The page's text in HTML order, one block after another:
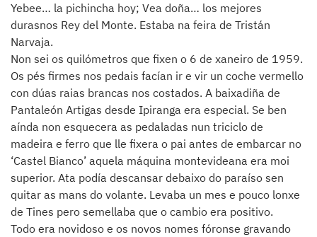
Yebee… la pichincha hoy; Vea doña… los mejores
durasnos Rey del Monte. Estaba na feira de Tristán
Narvaja.
Non sei os quilómetros que fixen o 6 de xaneiro de 1959.
Os pés firmes nos pedais facían ir e vir un coche vermello
con dúas raias brancas nos costados. A baixadiña de
Pantaleón Artigas desde Ipiranga era especial. Se ben
aínda non esquecera as pedaladas nun triciclo de
madeira e ferro que lle fixera o pai antes de embarcar no
‘Castel Bianco’ aquela máquina montevideana era moi
superior. Ata podía descansar debaixo do paraíso sen
quitar as mans do volante. Levaba un mes e pouco lonxe
de Tines pero semellaba que o cambio era positivo.
Todo era novidoso e os novos nomes fóronse gravando